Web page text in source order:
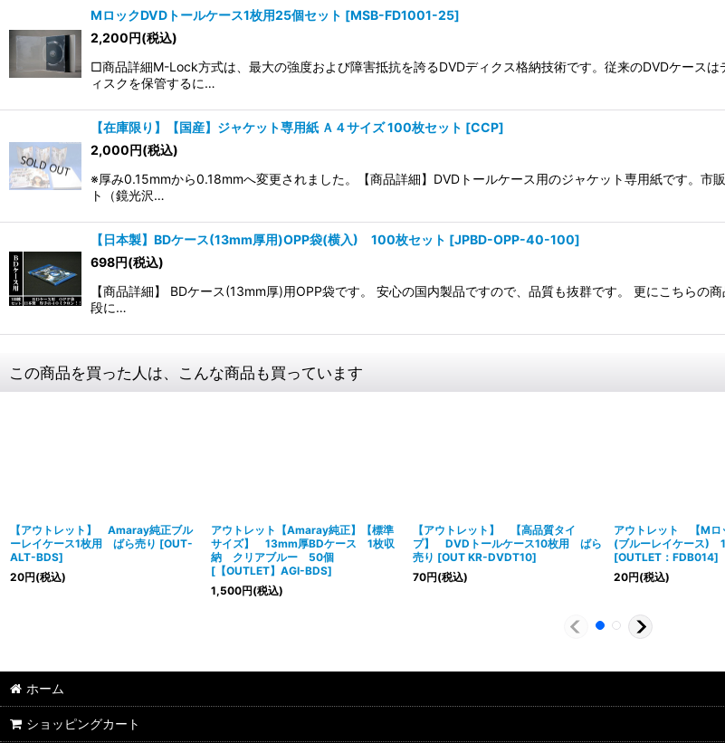
MロックDVDトールケース1枚用25個セット [MSB-FD1001-25]
2,200円(税込)
□商品詳細M-Lock方式は、最大の強度および障害抵抗を誇るDVDディクス格納技術です。従来のDVDケース
ィスクを保管するに…
【在庫限り】【国産】ジャケット専用紙 Ａ４サイズ 100枚セット [CCP]
2,000円(税込)
※厚み0.15mmから0.18mmへ変更されました。【商品詳細】DVDトールケース用のジャケット専用紙です。市
ト（鏡光沢…
【日本製】BDケース(13mm厚用)OPP袋(横入) 100枚セット [JPBD-OPP-40-100]
698円(税込)
【商品詳細】 BDケース(13mm厚)用OPP袋です。 安心の国内製品ですので、品質も抜群です。 更にこちら
段に…
この商品を買った人は、こんな商品も買っています
【アウトレット】 Amaray純正ブル
ーレイケース1枚用 ばら売り [OUT-
ALT-BDS]
20円(税込)
アウトレット【Amaray純正】【標準
サイズ】 13mm厚BDケース 1枚収
納 クリアブルー 50個
[ 【OUTLET】AGI-BDS]
1,500円(税込)
【アウトレット】 【高品質タイ
プ】 DVDトールケース10枚用 ばら
売り [OUT KR-DVDT10]
70円(税込)
アウトレット 【Mロ
(ブルーレイケース)
[OUTLET：FDB014]
20円(税込)
ホーム
ショッピングカート